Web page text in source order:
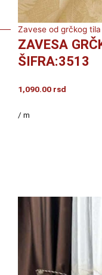
Zavese od grčkog tila
ZAVESA
ŠIFRA:3513
1,090.00 rsd
/ m